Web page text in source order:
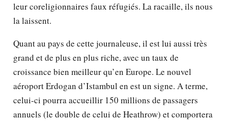
leur coreligionnaires faux réfugiés. La racaille, ils nous
la laissent.
Quant au pays de cette journaleuse, il est lui aussi très
grand et de plus en plus riche, avec un taux de
croissance bien meilleur qu’en Europe. Le nouvel
aéroport Erdogan d’Istambul en est un signe. A terme,
celui-ci pourra accueillir 150 millions de passagers
annuels (le double de celui de Heathrow) et comportera